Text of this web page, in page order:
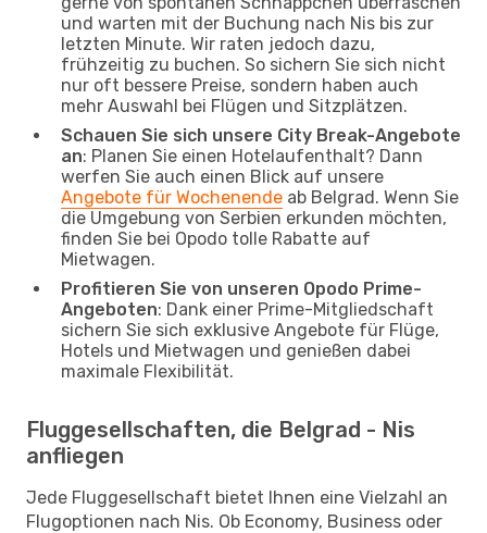
und warten mit der Buchung nach Nis bis zur
letzten Minute. Wir raten jedoch dazu,
frühzeitig zu buchen. So sichern Sie sich nicht
nur oft bessere Preise, sondern haben auch
mehr Auswahl bei Flügen und Sitzplätzen.
Schauen Sie sich unsere City Break-Angebote
an: Planen Sie einen Hotelaufenthalt? Dann
werfen Sie auch einen Blick auf unsere
Angebote für Wochenende ab Belgrad. Wenn Sie
die Umgebung von Serbien erkunden möchten,
finden Sie bei Opodo tolle Rabatte auf
Mietwagen.
Profitieren Sie von unseren Opodo Prime-
Angeboten: Dank einer Prime-Mitgliedschaft
sichern Sie sich exklusive Angebote für Flüge,
Hotels und Mietwagen und genießen dabei
maximale Flexibilität.
Fluggesellschaften, die Belgrad - Nis
anfliegen
Jede Fluggesellschaft bietet Ihnen eine Vielzahl an
Flugoptionen nach Nis. Ob Economy, Business oder